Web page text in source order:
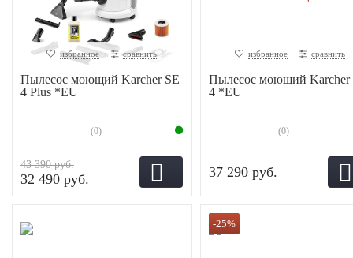
избранное сравнить
Пылесос моющий Karcher SE
4 Plus *EU
(0)
43 390 руб.
32 490 руб.
избранное сравнить
Пылесос моющий Karcher
4 *EU
(0)
37 290 руб.
-25%